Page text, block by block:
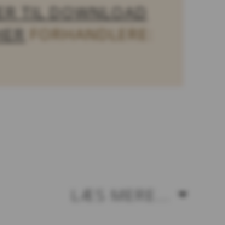
TIL DOWNLOAD
FORHANDLERE:
LÆS MERE...